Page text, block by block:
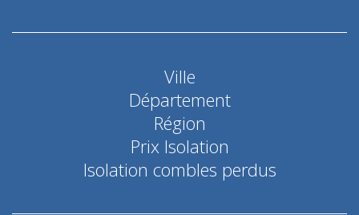
Ville
Département
Région
Prix Isolation
Isolation combles perdus